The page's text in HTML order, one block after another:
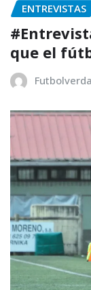
ENTREVISTAS
que el